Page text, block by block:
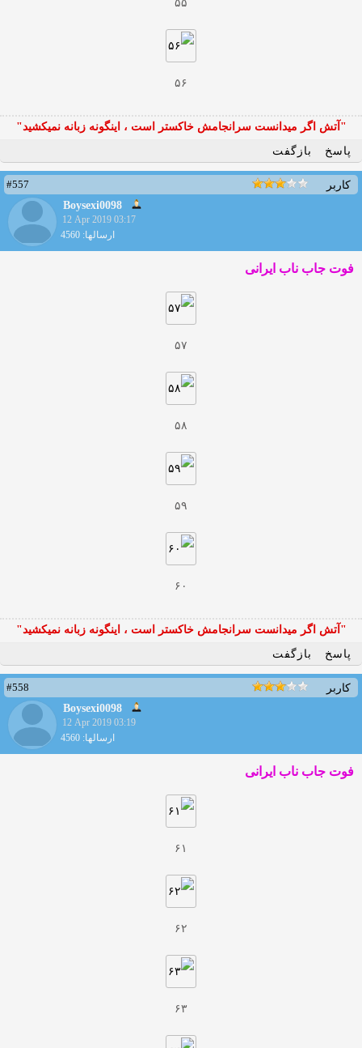
۵۵
۵۶
"آتش اگر ميدانست سرانجامش خاكستر است ، اينگونه زبانه نميكشيد"
پاسخ
بازگفت
کاربر
#557
Boysexi0098
12 Apr 2019 03:17
ارسالها: 4560
فوت جاب ناب ایرانی
۵۷
۵۸
۵۹
۶۰
"آتش اگر ميدانست سرانجامش خاكستر است ، اينگونه زبانه نميكشيد"
پاسخ
بازگفت
کاربر
#558
Boysexi0098
12 Apr 2019 03:19
ارسالها: 4560
فوت جاب ناب ایرانی
۶۱
۶۲
۶۳